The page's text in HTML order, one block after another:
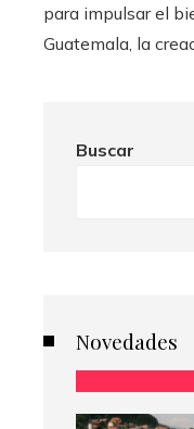
para impulsar el
Guatemala, la
Buscar
Novedades